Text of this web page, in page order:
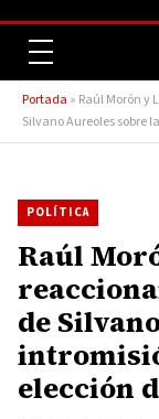
Portada » Raúl Morón y
Silvano Aureoles sobre
POLÍTICA
Raúl
de
elección